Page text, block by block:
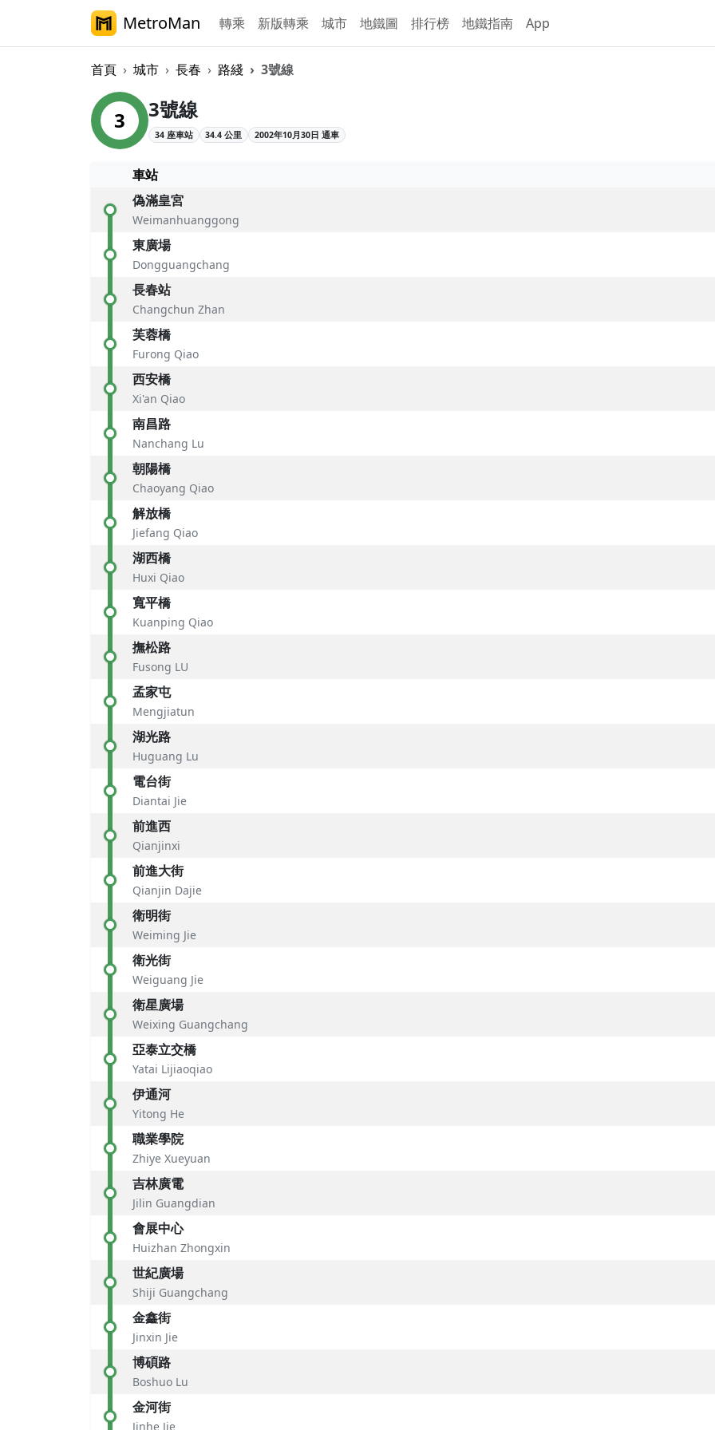
MetroMan 轉乘 新版轉乘 城市 地鐵圖 排行榜 地鐵指南 App
首頁 城市 長春 路綫 3號線
長春軌道交通3號線概覽
3 3號線
34 座車站 34.4 公里 2002年10月30日 通車
車站
偽滿皇宮
Weimanhuanggong
東廣場
Dongguangchang
長春站
Changchun Zhan
芙蓉橋
Furong Qiao
西安橋
Xi'an Qiao
南昌路
Nanchang Lu
朝陽橋
Chaoyang Qiao
解放橋
Jiefang Qiao
湖西橋
Huxi Qiao
寬平橋
Kuanping Qiao
撫松路
Fusong LU
孟家屯
Mengjiatun
湖光路
Huguang Lu
電台街
Diantai Jie
前進西
Qianjinxi
前進大街
Qianjin Dajie
衛明街
Weiming Jie
衛光街
Weiguang Jie
衛星廣場
Weixing Guangchang
亞泰立交橋
Yatai Lijiaoqiao
伊通河
Yitong He
職業學院
Zhiye Xueyuan
吉林廣電
Jilin Guangdian
會展中心
Huizhan Zhongxin
世紀廣場
Shiji Guangchang
金鑫街
Jinxin Jie
博碩路
Boshuo Lu
金河街
Jinhe Jie